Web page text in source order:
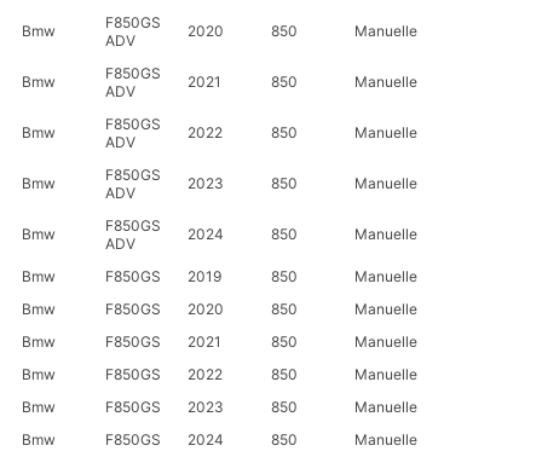
Bmw
F850GS
ADV
2020 850 Manuelle
Bmw
F850GS
ADV
2021 850 Manuelle
Bmw
F850GS
ADV
2022 850 Manuelle
Bmw
F850GS
ADV
2023 850 Manuelle
Bmw
F850GS
ADV
2024 850 Manuelle
Bmw F850GS 2019 850
Manuelle
Bmw
F850GS 2020 850
Manuelle
Bmw
F850GS 2021 850
Manuelle
Bmw
F850GS 2022 850
Manuelle
Bmw
F850GS 2023 850
Manuelle
Bmw
F850GS 2024 850
Manuelle